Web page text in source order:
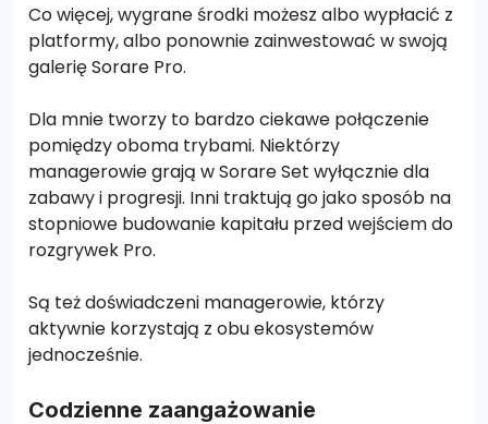
Co więcej, wygrane środki możesz albo wypłacić z
platformy, albo ponownie zainwestować w swoją
galerię Sorare Pro.
Dla mnie tworzy to bardzo ciekawe połączenie
pomiędzy oboma trybami. Niektórzy
managerowie grają w Sorare Set wyłącznie dla
zabawy i progresji. Inni traktują go jako sposób na
stopniowe budowanie kapitału przed wejściem do
rozgrywek Pro.
Są też doświadczeni managerowie, którzy
aktywnie korzystają z obu ekosystemów
jednocześnie.
Codzienne zaangażowanie